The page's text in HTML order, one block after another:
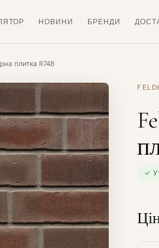
НОВИНИ БРЕНДИ
плитка R748
✓